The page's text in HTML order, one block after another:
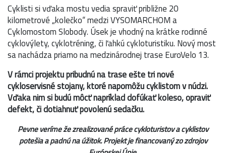
Cyklisti si vďaka mostu vedia spraviť približne 20
kilometrové „kolečko“ medzi VYSOMARCHOM a
Cyklomostom Slobody. Úsek je vhodný na krátke rodinné
cyklovýlety, cyklotréning, či ľahkú cykloturistiku. Nový most
sa nachádza priamo na medzinárodnej trase EuroVelo 13.
V rámci projektu pribudnú na trase ešte tri nové
cykloservisné stojany, ktoré napomôžu cyklistom v núdzi.
Vďaka nim si budú môcť napríklad dofúkať koleso, opraviť
defekt, či dotiahnuť povolenú sedačku.
Pevne veríme že zrealizované práce cykloturistov a cyklistov
potešia a padnú na úžitok. Projekt je financovaný zo zdrojov